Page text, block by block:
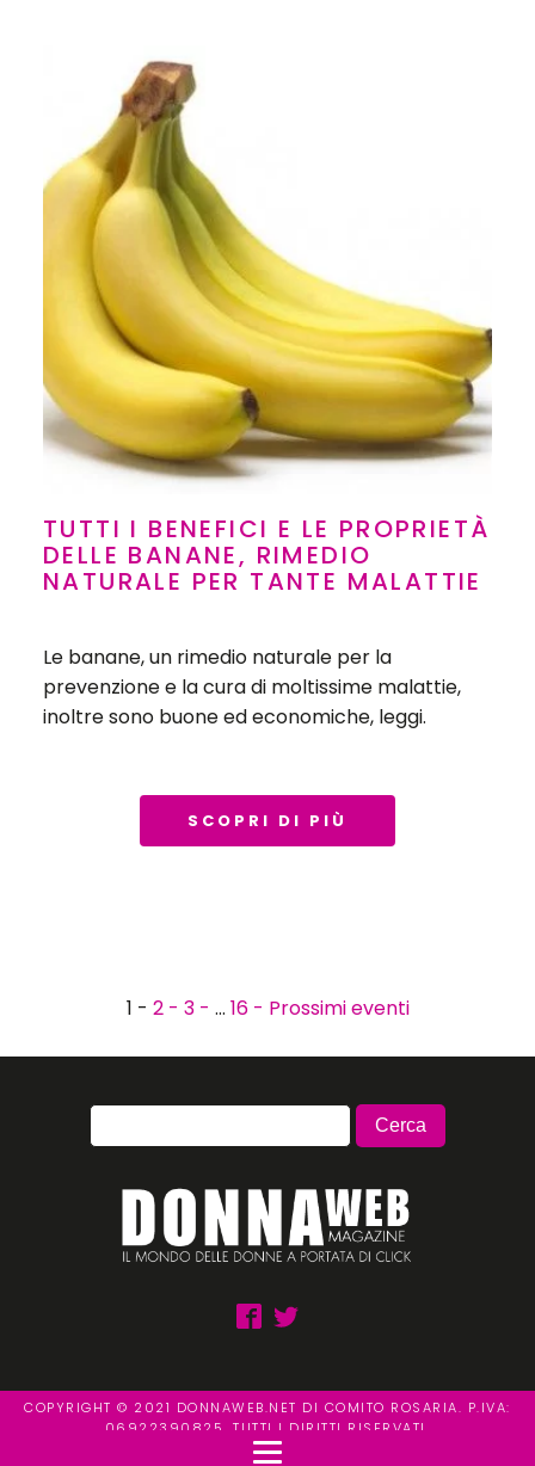
TUTTI I BENEFICI E LE PROPRIETÀ
DELLE BANANE, RIMEDIO
NATURALE PER TANTE MALATTIE
Le banane, un rimedio naturale per la
prevenzione e la cura di moltissime malattie,
inoltre sono buone ed economiche, leggi.
SCOPRI DI PIÙ
1 - 2 - 3 - … 16 - Prossimi eventi
COPYRIGHT © 2021 DONNAWEB.NET DI COMITO ROSARIA. P.IVA:
06922390825. TUTTI I DIRITTI RISERVATI.